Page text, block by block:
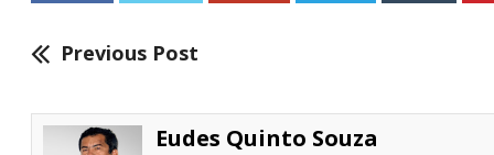
Previous Post
Eudes Quinto Souza